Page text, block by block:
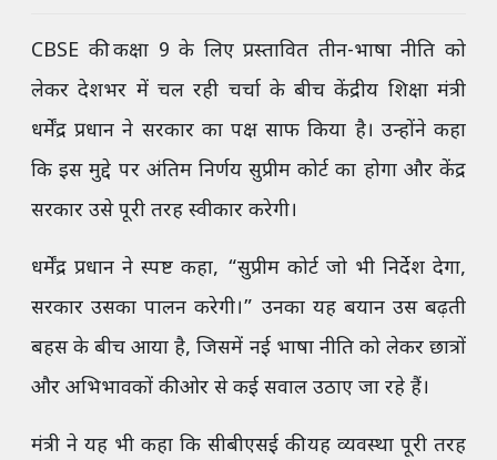
CBSE की कक्षा 9 के लिए प्रस्तावित तीन-भाषा नीति को
लेकर देशभर में चल रही चर्चा के बीच केंद्रीय शिक्षा मंत्री
धर्मेंद्र प्रधान ने सरकार का पक्ष साफ किया है। उन्होंने कहा
कि इस मुद्दे पर अंतिम निर्णय सुप्रीम कोर्ट का होगा और केंद्र
सरकार उसे पूरी तरह स्वीकार करेगी।
धर्मेंद्र प्रधान ने स्पष्ट कहा, “सुप्रीम कोर्ट जो भी निर्देश देगा,
सरकार उसका पालन करेगी।” उनका यह बयान उस बढ़ती
बहस के बीच आया है, जिसमें नई भाषा नीति को लेकर छात्रों
और अभिभावकों की ओर से कई सवाल उठाए जा रहे हैं।
मंत्री ने यह भी कहा कि सीबीएसई की यह व्यवस्था पूरी तरह